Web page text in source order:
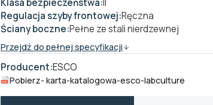
Klasa bezpieczeństwa:II
Regulacja szyby frontowej:Ręczna
Ściany boczne:Pełne ze stali nierdzewnej
Przejdź do pełnej specyfikacji
Producent:ESCO
Pobierz- karta-katalogowa-esco-labculture